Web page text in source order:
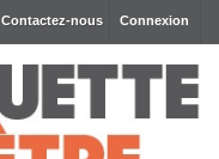
Connexion
Contactez-nous